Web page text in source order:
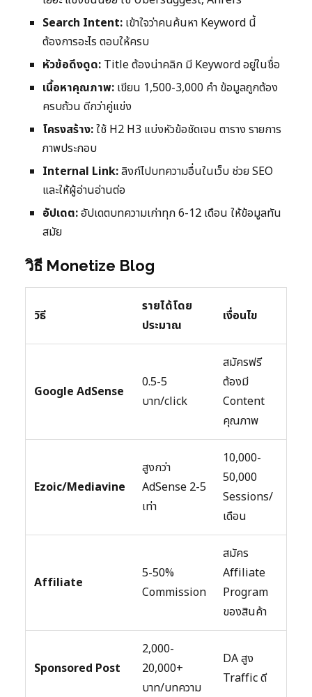
Search Intent: เข้าใจว่าคนค้นหา Keyword นี้
ต้องการอะไร ตอบให้ครบ
หัวข้อดึงดูด: Title ต้องน่าคลิก มี Keyword อยู่ในชื่อ
เนื้อหาคุณภาพ: เขียน 1,500-3,000 คำ ข้อมูลถูกต้อง
ครบถ้วน ดีกว่าคู่แข่ง
โครงสร้าง:ใช้ H2 H3 แบ่งหัวข้อชัดเจน ตาราง รายการ
ภาพประกอบ
Internal Link:ลิงก์ไปบทความอื่นในเว็บ ช่วย SEO
และให้ผู้อ่านอ่านต่อ
อัปเดต:อัปเดตบทความเก่าทุก 6-12 เดือน ให้ข้อมูลทัน
สมัย
วิธี Monetize Blog
วิธี
รายได้โดย
ประมาณ
เงื่อนไข
Google AdSense
0.5-5
บาท/click
สมัครฟรี
ต้องมี
Content
คุณภาพ
Ezoic/Mediavine
สูงกว่า
AdSense 2-5
เท่า
10,000-
50,000
Sessions/
เดือน
Affiliate
5-50%
Commission
สมัคร
Affiliate
Program
ของสินค้า
Sponsored Post
2,000-
20,000+
บาท/บทความ
DA สูง
Traffic ดี